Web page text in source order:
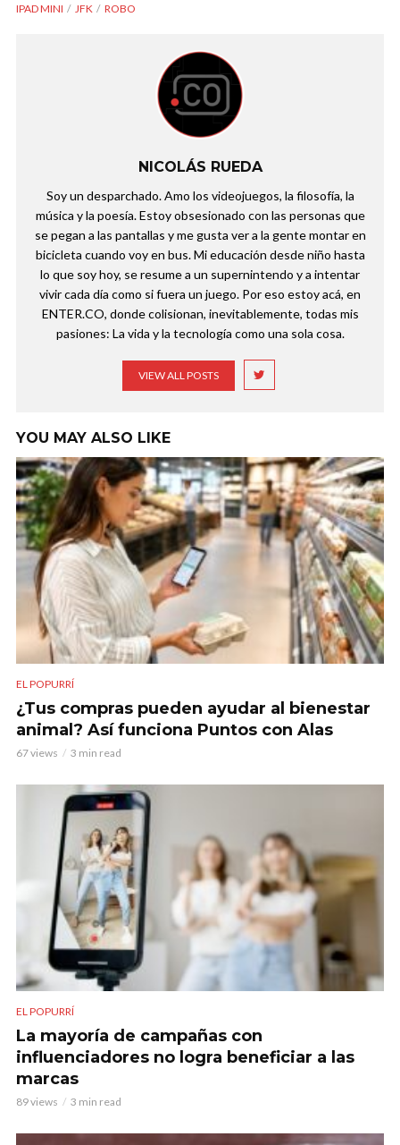
IPAD MINI JFK ROBO
NICOLÁS RUEDA
Soy un desparchado. Amo los videojuegos, la filosofía, la
música y la poesía. Estoy obsesionado con las personas que
se pegan a las pantallas y me gusta ver a la gente montar en
bicicleta cuando voy en bus. Mi educación desde niño hasta
lo que soy hoy, se resume a un supernintendo y a intentar
vivir cada día como si fuera un juego. Por eso estoy acá, en
ENTER.CO, donde colisionan, inevitablemente, todas mis
pasiones: La vida y la tecnología como una sola cosa.
VIEW ALL POSTS
YOU MAY ALSO LIKE
EL POPURRÍ
¿Tus compras pueden ayudar al bienestar
animal? Así funciona Puntos con Alas
67 views 3 min read
EL POPURRÍ
La mayoría de campañas con
influenciadores no logra beneficiar a las
marcas
89 views 3 min read